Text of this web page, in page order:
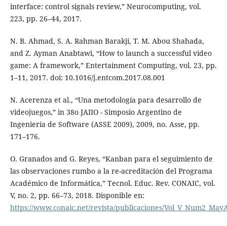
interface: control signals review,” Neurocomputing, vol.
223, pp. 26–44, 2017.
N. B. Ahmad, S. A. Rahman Barakji, T. M. Abou Shahada,
and Z. Ayman Anabtawi, “How to launch a successful video
game: A framework,” Entertainment Computing, vol. 23, pp.
1–11, 2017. doi: 10.1016/j.entcom.2017.08.001
N. Acerenza et al., “Una metodología para desarrollo de
videojuegos,” in 38o JAIIO - Simposio Argentino de
Ingeniería de Software (ASSE 2009), 2009, no. Asse, pp.
171–176.
O. Granados and G. Reyes, “Kanban para el seguimiento de
las observaciones rumbo a la re-acreditación del Programa
Académico de Informática,” Tecnol. Educ. Rev. CONAIC, vol.
V, no. 2, pp. 66–73, 2018. Disponible en:
https://www.conaic.net/revista/publicaciones/